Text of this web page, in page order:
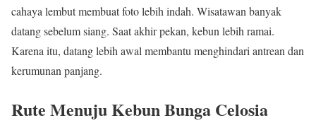
cahaya lembut membuat foto lebih indah. Wisatawan banyak
datang sebelum siang. Saat akhir pekan, kebun lebih ramai.
Karena itu, datang lebih awal membantu menghindari antrean dan
kerumunan panjang.
Rute Menuju Kebun Bunga Celosia